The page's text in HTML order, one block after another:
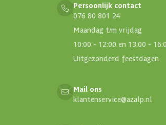
Persoonlijk contact
076 80 801 24
Maandag t/m vrijdag
10:00 - 12:00 en 13:00 -
Uitgezonderd feestdagen
Mail ons
klantenservice@azalp.nl